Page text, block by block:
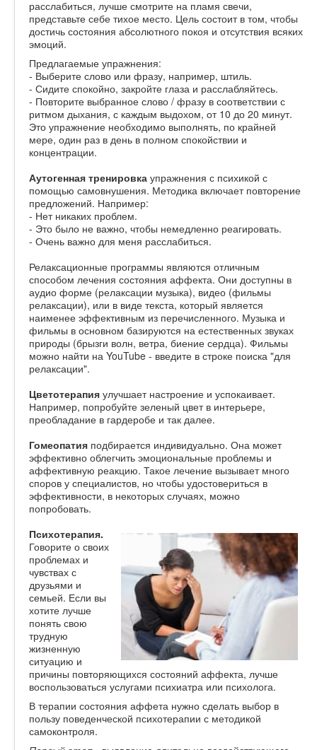
расслабиться, лучше смотрите на пламя свечи,
представьте себе тихое место. Цель состоит в том, чтобы
достичь состояния абсолютного покоя и отсутствия всяких
эмоций.
Предлагаемые упражнения:
- Выберите слово или фразу, например, штиль.
- Сидите спокойно, закройте глаза и расслабляйтесь.
- Повторите выбранное слово / фразу в соответствии с
ритмом дыхания, с каждым выдохом, от 10 до 20 минут.
Это упражнение необходимо выполнять, по крайней
мере, один раз в день в полном спокойствии и
концентрации.
Аутогенная тренировка упражнения с психикой с
помощью самовнушения. Методика включает повторение
предложений. Например:
- Нет никаких проблем.
- Это было не важно, чтобы немедленно реагировать.
- Очень важно для меня расслабиться.
Релаксационные программы являются отличным
способом лечения состояния аффекта. Они доступны в
аудио форме (релаксации музыка), видео (фильмы
релаксации), или в виде текста, который является
наименее эффективным из перечисленного. Музыка и
фильмы в основном базируются на естественных звуках
природы (брызги волн, ветра, биение сердца). Фильмы
можно найти на YouTube - введите в строке поиска "для
релаксации".
Цветотерапия улучшает настроение и успокаивает.
Например, попробуйте зеленый цвет в интерьере,
преобладание в гардеробе и так далее.
Гомеопатия подбирается индивидуально. Она может
эффективно облегчить эмоциональные проблемы и
аффективную реакцию. Такое лечение вызывает много
споров у специалистов, но чтобы удостовериться в
эффективности, в некоторых случаях, можно
попробовать.
Психотерапия.
Говорите о своих
проблемах и
чувствах с
друзьями и
семьей. Если вы
хотите лучше
понять свою
трудную
жизненную
ситуацию и
причины повторяющихся состояний аффекта, лучше
воспользоваться услугами психиатра или психолога.
В терапии состояния аффета нужно сделать выбор в
пользу поведенческой психотерапии с методикой
самоконтроля.